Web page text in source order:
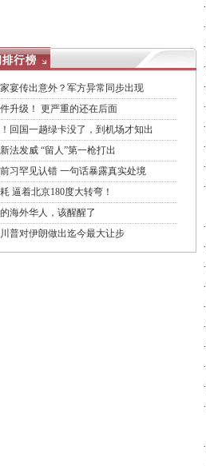
宴传出意外？军方异常同步出现
升级！ 更严重的还在后面
回国一趟绿卡没了，到机场才知出
法发威 “留人”第一枪打出
习罕见认错 一句话暴露真实处境
逼着北京180度大转弯！
海外华人，该醒醒了
普对伊朗做出迄今最大让步
·
·
·
·
·
·
·
·
·
·
·
·
·
·
·
·
·
·
·
·
·